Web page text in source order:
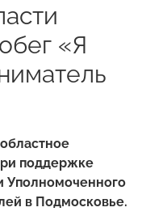
«Я
поддержке
Уполномоченного
в Подмосковье.